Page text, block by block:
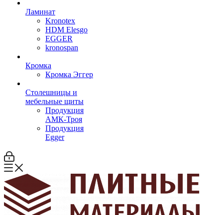
Ламинат
Kronotex
HDM Elesgo
EGGER
kronospan
Кромка
Кромка Эггер
Столешницы и
мебельные щиты
Продукция
АМК-Троя
Продукция
Egger